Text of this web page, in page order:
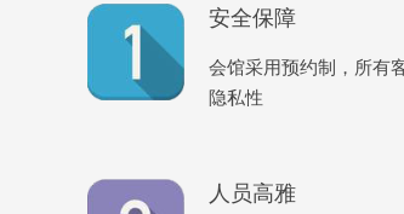
安全保障
会馆采用预约制，所有
隐私性
人员高雅